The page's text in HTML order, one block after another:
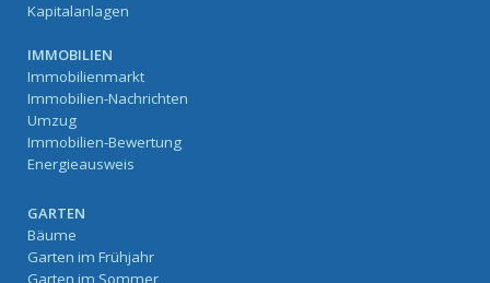
Kapitalanlagen
IMMOBILIEN
Immobilienmarkt
Immobilien-Nachrichten
Umzug
Immobilien-Bewertung
Energieausweis
GARTEN
Bäume
Garten im Frühjahr
Garten im Sommer